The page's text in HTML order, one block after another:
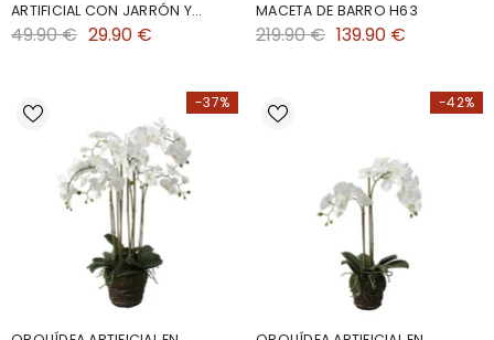
ARTIFICIAL CON JARRÓN Y
HIERBA DE OSO 29CM
49.90 € 29.90 €
MACETA DE BARRO H63
219.90 € 139.90 €
-37% -42%